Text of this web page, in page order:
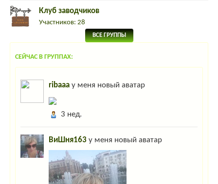
выращивание индюшат.
Клуб заводчиков
Участников: 28
ВСЕ ГРУППЫ
СЕЙЧАС В ГРУППАХ:
ribaaa у меня новый аватар
3 нед.
ВиШня163 у меня новый аватар